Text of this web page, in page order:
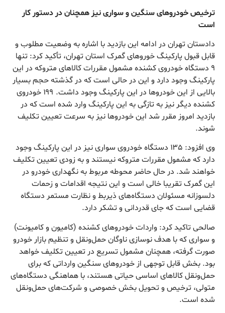
ترخیص خودرو‌های سنگین و سواری نیز همچنان در دستور کار
است
دادستان تهران در ادامه این بازدید با اشاره به وضعیت مطلوب و
قابل قبول پارکینگ خورو‌های گمرک استان تهران، تأکید کرد: تنها
۹ دستگاه خودروی کشنده مشمول مقررات کالا‌های متروکه در این
پارکینگ وجود دارد و این در حالی است که در گذشته حجم بسیار
بالایی از این خودرو‌ها در این پارکینگ وجود داشت. ۱۹۹ خودروی
کشنده دیگر نیز به تازگی به این پارکینگ وارد شده است که در
بازدید امروز مقرر شد این خودرو‌ها نیز به سرعت تعیین تکلیف
شوند.
وی افزود: ۱۳۵ دستگاه خودروی سواری نیز در این پارکینگ وجود
دارد که مشمول مقررات متروکه نیستند و به زودی تعیین تکلیف
خواهند شد. در حال حاضر محوطه مربوط به نگهداری خودرو در
این گمرک تقریبا خالی است و این نتیجه اقدامات و زحمات
دلسوزانه مسئولان دستگاه‌های ذیربط و نظارت مستمر دستگاه
قضایی است که جای قدردانی و تشکر دارد.
صالحی تاکید کرد: واردات خودرو‌های کشنده (کامیون و کامیونت)
و سواری که با هدف نوسازی ناوگان حمل‌ونقل و تنظیم بازار خودرو
صورت گرفته، همچنان مشمول تسریع در تعیین تکلیف خواهد
بود. بخش قابل توجهی از خودرو‌های سنگین وارداتی که برای
حمل‌ونقل کالا‌های اساسی حیاتی هستند، با هماهنگی دستگاه‌های
متولی، ترخیص و تحویل بخش خصوصی و شرکت‌های حمل‌ونقل
شده است.